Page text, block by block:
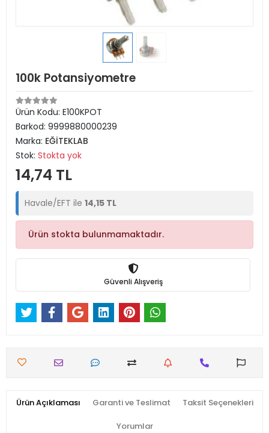
100k Potansiyometre
Ürün Kodu: E100KPOT
Barkod: 9999880000239
Marka: EĞİTEKLAB
Stok: Stokta yok
14,74 TL
Havale/EFT ile 14,15 TL
Ürün stokta bulunmamaktadır.
Güvenli Alışveriş
Ürün Açıklaması Garanti ve Teslimat Taksit Seçenekleri
Yorumlar